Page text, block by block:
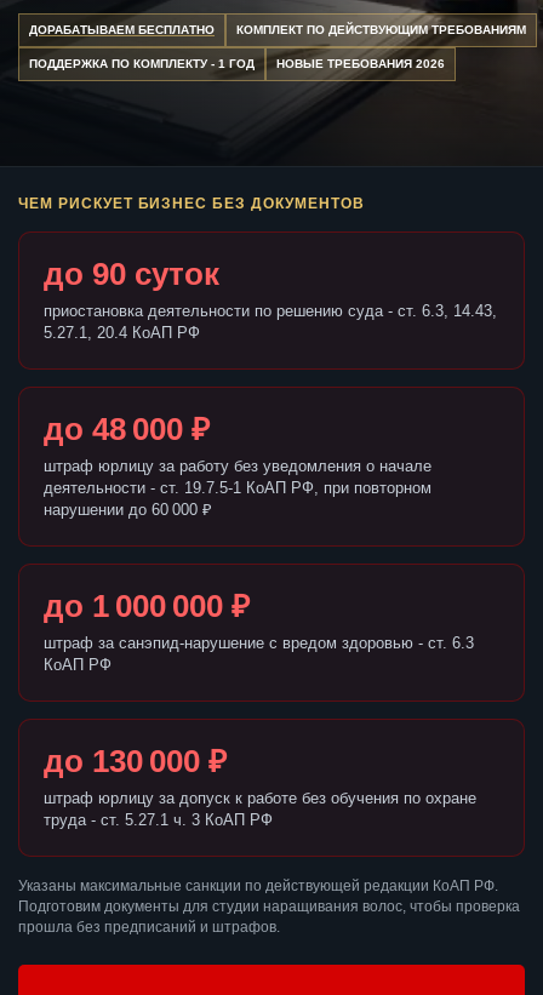
ДОРАБАТЫВАЕМ БЕСПЛАТНО КОМПЛЕКТ ПО ДЕЙСТВУЮЩИМ ТРЕБОВАНИЯМ
ПОДДЕРЖКА ПО КОМПЛЕКТУ - 1 ГОД НОВЫЕ ТРЕБОВАНИЯ 2026
ЧЕМ РИСКУЕТ БИЗНЕС БЕЗ ДОКУМЕНТОВ
до 90 суток
приостановка деятельности по решению суда - ст. 6.3, 14.43,
5.27.1, 20.4 КоАП РФ
до 48 000 ₽
штраф юрлицу за работу без уведомления о начале
деятельности - ст. 19.7.5-1 КоАП РФ, при повторном
нарушении до 60 000 ₽
до 1 000 000 ₽
штраф за санэпид-нарушение с вредом здоровью - ст. 6.3
КоАП РФ
до 130 000 ₽
штраф юрлицу за допуск к работе без обучения по охране
труда - ст. 5.27.1 ч. 3 КоАП РФ
Указаны максимальные санкции по действующей редакции КоАП РФ.
Подготовим документы для студии наращивания волос, чтобы проверка
прошла без предписаний и штрафов.